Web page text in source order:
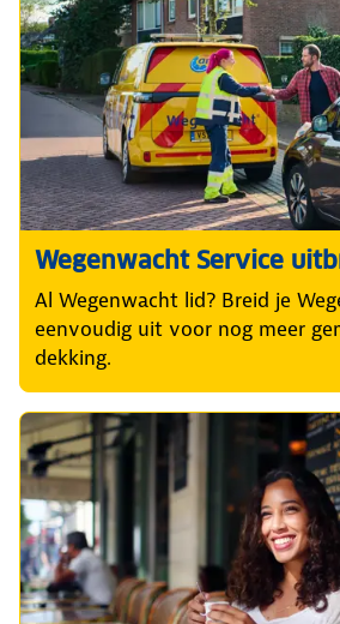
Wegenwacht Service
Al Wegenwacht lid? Breid je
eenvoudig uit voor nog meer
dekking.